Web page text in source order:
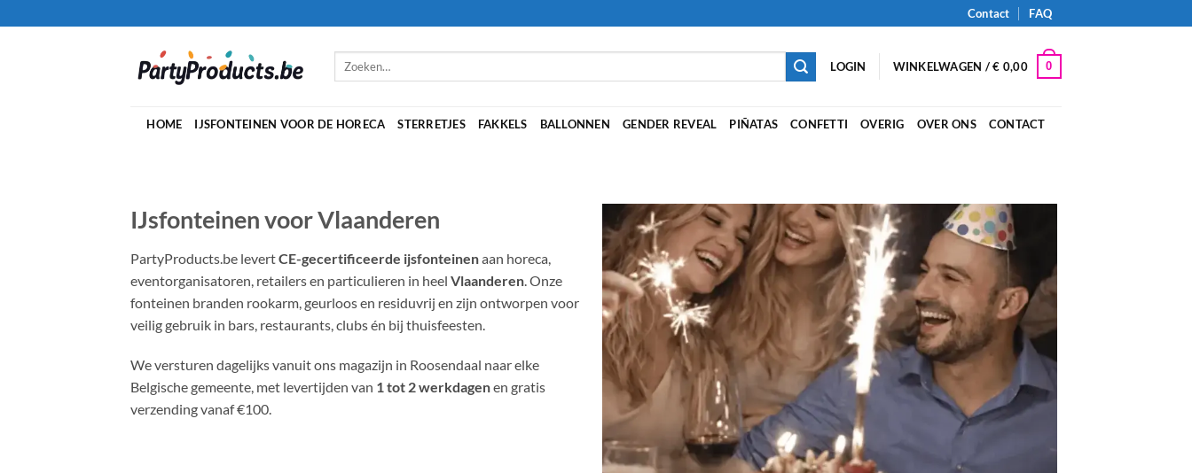
naar
Contact FAQ
Zoeken
LOGIN WINKELWAGEN /€ 0,00 0
HOME IJSFONTEINEN VOOR DE HORECA STERRETJES FAKKELS BALLONNEN GENDER REVEAL PIÑATAS CONFETTI OVERIG OVER ONS CONTACT
IJsfonteinen voor Vlaanderen
PartyProducts.be levertCE-gecertificeerde ijsfonteinenaan horeca,
eventorganisatoren, retailers en particulieren in heel Vlaanderen. Onze
fonteinen branden rookarm, geurloos en residuvrij en zijn ontworpen voor
veilig gebruik in bars, restaurants, clubs én bij thuisfeesten.
We versturen dagelijks vanuit ons magazijn in Roosendaal naar elke
Belgische gemeente, met levertijden van 1 tot 2 werkdagenen gratis
verzending vanaf €100.